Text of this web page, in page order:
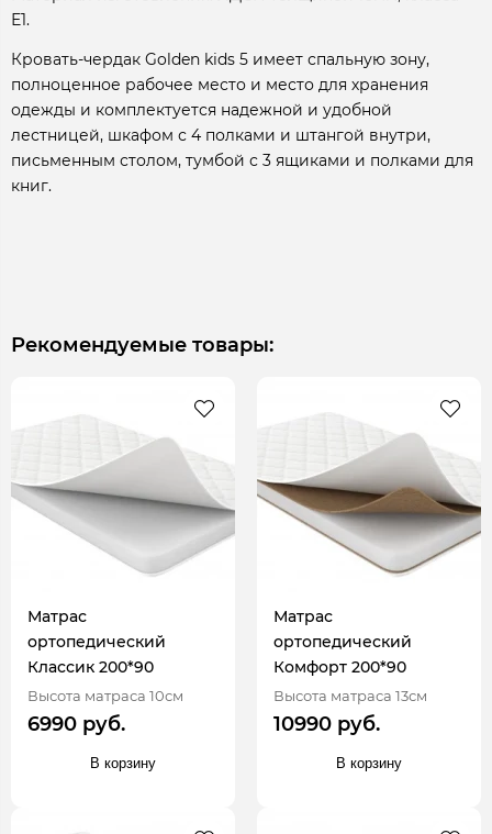
Е1.
Кровать-чердак Golden kids 5 имеет спальную зону,
полноценное рабочее место и место для хранения
одежды и комплектуется надежной и удобной
лестницей, шкафом с 4 полками и штангой внутри,
письменным столом, тумбой с 3 ящиками и полками для
книг.
Рекомендуемые товары:
Матрас
ортопедический
Классик 200*90
Высота матраса 10см
6990 руб.
В корзину
Матрас
ортопедический
Комфорт 200*90
Высота матраса 13см
10990 руб.
В корзину